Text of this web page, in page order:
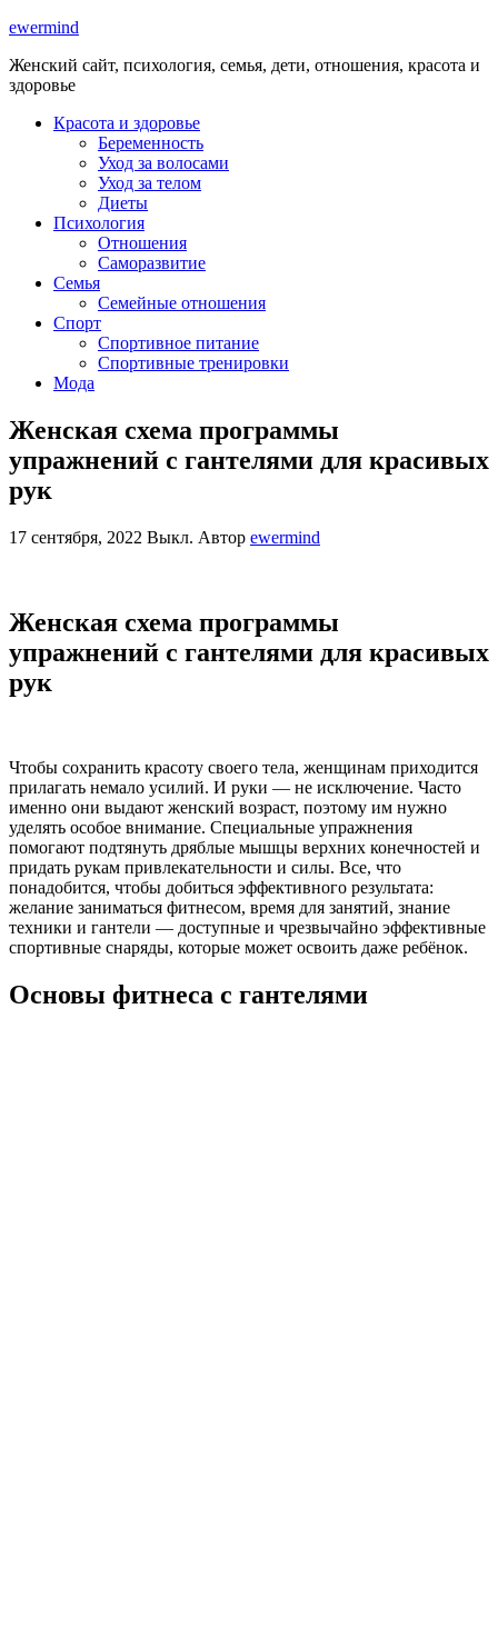
ewermind
Женский сайт, психология, семья, дети, отношения, красота и
здоровье
Красота и здоровье
Беременность
Уход за волосами
Уход за телом
Диеты
Психология
Отношения
Саморазвитие
Семья
Семейные отношения
Спорт
Спортивное питание
Спортивные тренировки
Мода
Женская схема программы
упражнений с гантелями для красивых
рук
17 сентября, 2022 Выкл. Автор ewermind
Женская схема программы
упражнений с гантелями для красивых
рук
Чтобы сохранить красоту своего тела, женщинам приходится
прилагать немало усилий. И руки — не исключение. Часто
именно они выдают женский возраст, поэтому им нужно
уделять особое внимание. Специальные упражнения
помогают подтянуть дряблые мышцы верхних конечностей и
придать рукам привлекательности и силы. Все, что
понадобится, чтобы добиться эффективного результата:
желание заниматься фитнесом, время для занятий, знание
техники и гантели — доступные и чрезвычайно эффективные
спортивные снаряды, которые может освоить даже ребёнок.
Основы фитнеса с гантелями